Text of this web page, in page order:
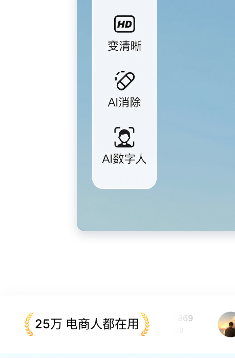
25万 电商人都在用 青虎1869
ID:1869